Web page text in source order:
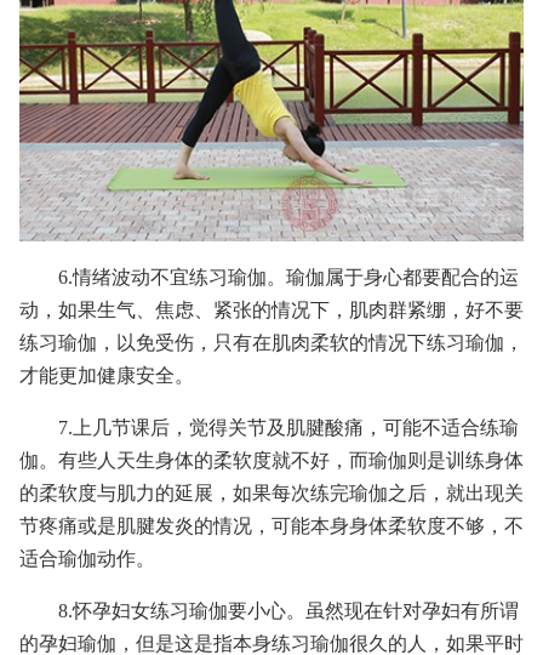
6.情绪波动不宜练习瑜伽。瑜伽属于身心都要配合的运
动，如果生气、焦虑、紧张的情况下，肌肉群紧绷，好不要
练习瑜伽，以免受伤，只有在肌肉柔软的情况下练习瑜伽，
才能更加健康安全。
7.上几节课后，觉得关节及肌腱酸痛，可能不适合练瑜
伽。有些人天生身体的柔软度就不好，而瑜伽则是训练身体
的柔软度与肌力的延展，如果每次练完瑜伽之后，就出现关
节疼痛或是肌腱发炎的情况，可能本身身体柔软度不够，不
适合瑜伽动作。
8.怀孕妇女练习瑜伽要小心。虽然现在针对孕妇有所谓
的孕妇瑜伽，但是这是指本身练习瑜伽很久的人，如果平时